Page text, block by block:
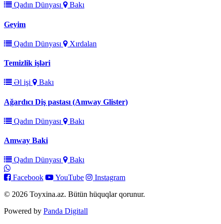
Qadın Dünyası Bakı
Geyim
Qadın Dünyası Xırdalan
Temizlik işləri
Əl işi Bakı
Ağardıcı Diş pastası (Amway Glister)
Qadın Dünyası Bakı
Amway Baki
Qadın Dünyası Bakı
Facebook YouTube
Instagram
© 2026 Toyxina.az. Bütün hüquqlar qorunur.
Powered by Panda Digitall